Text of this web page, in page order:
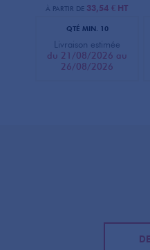
À PARTIR DE 33,54 € HT
QTÉ MIN. 10
Livraison estimée
du 21/08/2026 au
26/08/2026